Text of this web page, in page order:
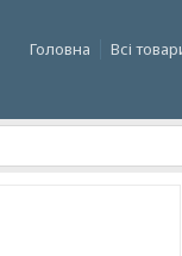
Головна Всі